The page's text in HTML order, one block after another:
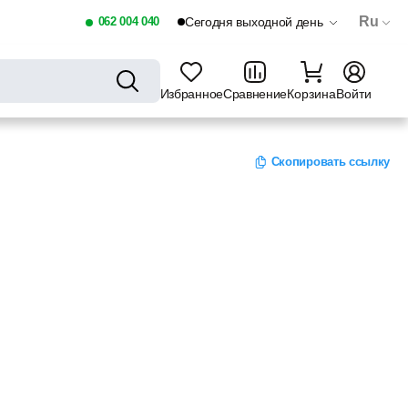
062 004 040 Сегодня выходной день Ru
ИзбранноеСравнениеКорзинаВойти
Скопировать ссылку